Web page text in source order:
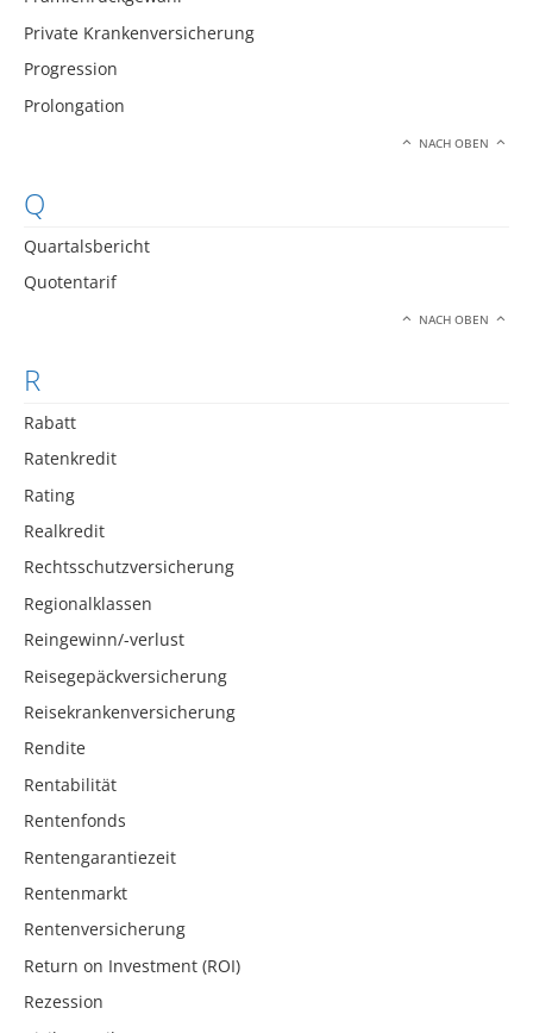
Private Krankenversicherung
Progression
Prolongation
NACH OBEN
Q
Quartalsbericht
Quotentarif
NACH OBEN
R
Rabatt
Ratenkredit
Rating
Realkredit
Rechtsschutzversicherung
Regionalklassen
Reingewinn/-verlust
Reisegepäckversicherung
Reisekrankenversicherung
Rendite
Rentabilität
Rentenfonds
Rentengarantiezeit
Rentenmarkt
Rentenversicherung
Return on Investment (ROI)
Rezession